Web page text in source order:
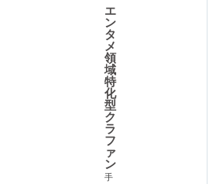
エ
ン
タ
メ
領
域
特
化
型
ク
ラ
フ
ァ
ン
手